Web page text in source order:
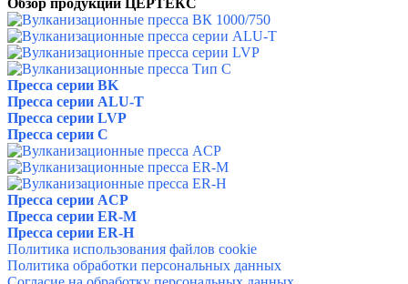
Обзор продукции ЦЕРТЕКС
Пресса серии BK
Пресса серии ALU-T
Пресса серии LVP
Пресса серии C
Пресса серии ACP
Пресса серии ER-M
Пресса серии ER-H
Политика использования файлов cookie
Политика обработки персональных данных